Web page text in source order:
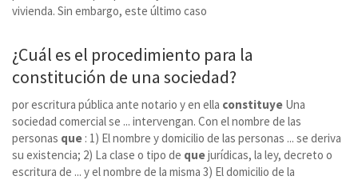
vivienda. Sin embargo, este último caso
¿Cuál es el procedimiento para la
constitución de una sociedad?
por escritura pública ante notario y en ella constituye Una
sociedad comercial se ... intervengan. Con el nombre de las
personas que : 1) El nombre y domicilio de las personas ... se deriva
su existencia; 2) La clase o tipo de quejurídicas, la ley, decreto o
escritura de ... y el nombre de la misma 3) El domicilio de la